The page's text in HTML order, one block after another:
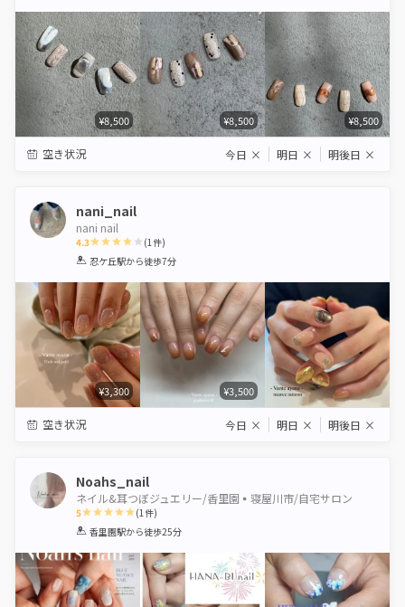
¥8,500 ¥8,500 ¥8,500
空き状況 今日 × 明日 × 明後日 ×
nani_nail
nani nail
4.3
1 2 3 4 5
(1件)
忍ケ丘駅から徒歩7分
¥3,300 ¥3,500
空き状況 今日 × 明日 × 明後日 ×
Noahs_nail
ネイル&耳つぼジュエリー/香里園▪️寝屋川市/自宅サロン
5
1 2 3 4 5
(1件)
香里園駅から徒歩25分